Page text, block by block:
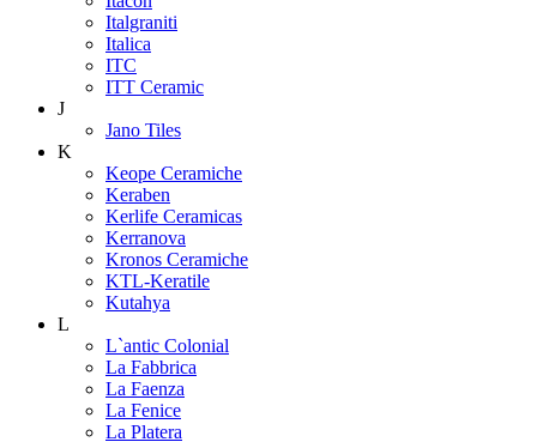
Italgraniti
Italica
ITC
ITT Ceramic
J
Jano Tiles
K
Keope Ceramiche
Keraben
Kerlife Ceramicas
Kerranova
Kronos Ceramiche
KTL-Keratile
Kutahya
L
L`antic Colonial
La Fabbrica
La Faenza
La Fenice
La Platera